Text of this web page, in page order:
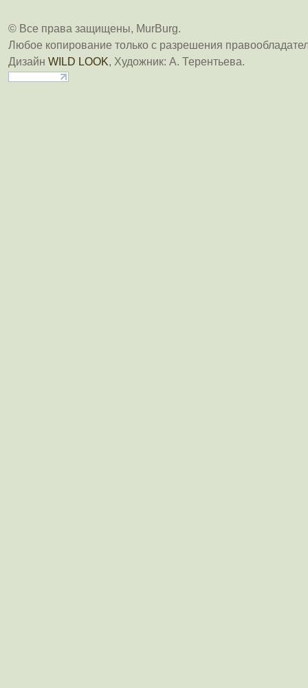
© Все права защищены, MurBurg.
Любое копирование только с разрешения
Дизайн WILD LOOK, Художник: А. Терентьева.